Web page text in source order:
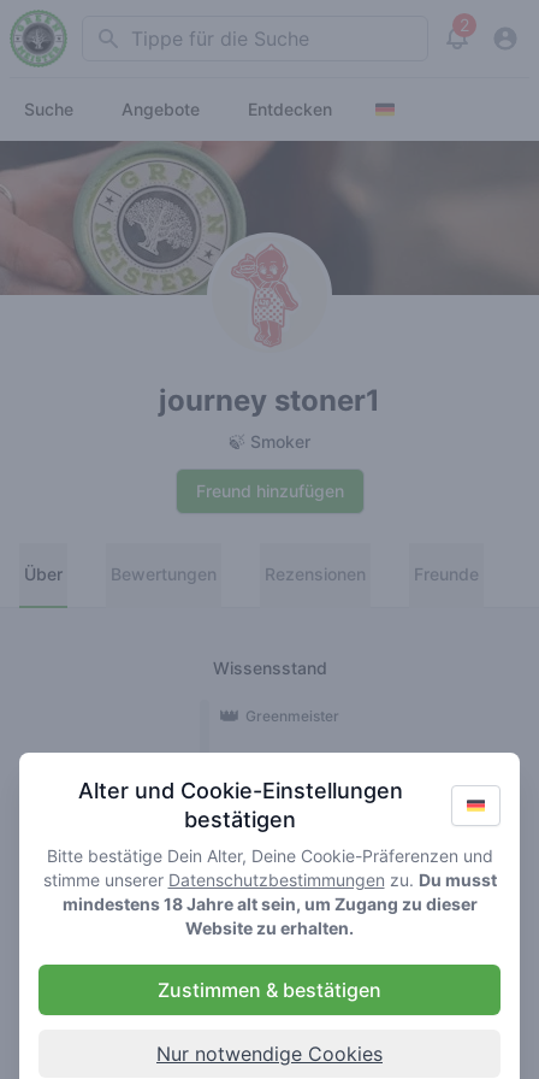
Search 2
View
Suche Angebote Entdecken
journey stoner1
🍃 Smoker
Freund hinzufügen
Über Bewertungen Rezensionen Freunde
Wissensstand
🍃 Smoker
🌱 Roller
🥦 Stoner
👑 Greenmeister
Rezensionen
Alter und Cookie-Einstellungen
bestätigen
Bitte bestätige Dein Alter, Deine Cookie-Präferenzen und
stimme unserer Datenschutzbestimmungen zu. Du musst
mindestens 18 Jahre alt sein, um Zugang zu dieser
Website zu erhalten.
Zustimmen & bestätigen
Nur notwendige Cookies